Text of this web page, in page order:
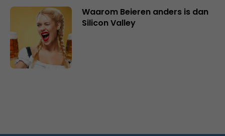
Waarom Beieren anders is dan
Silicon Valley